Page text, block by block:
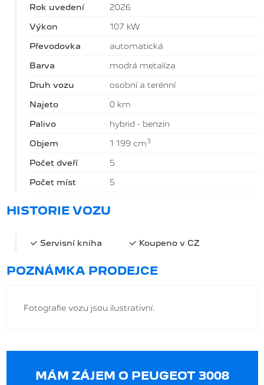
Rok uvedení 2026
Výkon 107 kW
Převodovka automatická
Barva modrá metalíza
Druh vozu osobní a terénní
Najeto 0 km
Palivo hybrid - benzin
Objem 1 199 cm3
Počet dveří 5
Počet míst 5
HISTORIE VOZU
Servisní kniha Koupeno v CZ
POZNÁMKA PRODEJCE
Fotografie vozu jsou ilustrativní.
MÁM ZÁJEM O PEUGEOT 3008